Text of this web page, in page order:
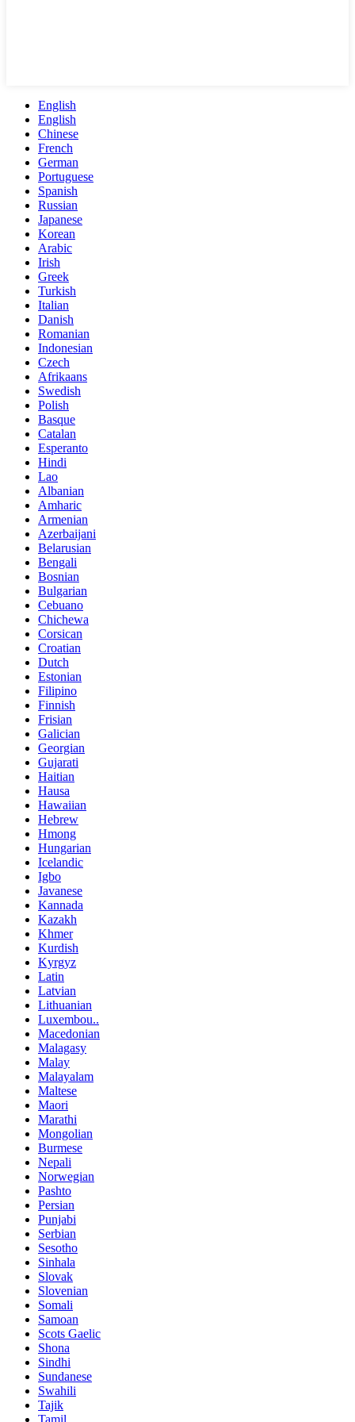
English
English
Chinese
French
German
Portuguese
Spanish
Russian
Japanese
Korean
Arabic
Irish
Greek
Turkish
Italian
Danish
Romanian
Indonesian
Czech
Afrikaans
Swedish
Polish
Basque
Catalan
Esperanto
Hindi
Lao
Albanian
Amharic
Armenian
Azerbaijani
Belarusian
Bengali
Bosnian
Bulgarian
Cebuano
Chichewa
Corsican
Croatian
Dutch
Estonian
Filipino
Finnish
Frisian
Galician
Georgian
Gujarati
Haitian
Hausa
Hawaiian
Hebrew
Hmong
Hungarian
Icelandic
Igbo
Javanese
Kannada
Kazakh
Khmer
Kurdish
Kyrgyz
Latin
Latvian
Lithuanian
Luxembou..
Macedonian
Malagasy
Malay
Malayalam
Maltese
Maori
Marathi
Mongolian
Burmese
Nepali
Norwegian
Pashto
Persian
Punjabi
Serbian
Sesotho
Sinhala
Slovak
Slovenian
Somali
Samoan
Scots Gaelic
Shona
Sindhi
Sundanese
Swahili
Tajik